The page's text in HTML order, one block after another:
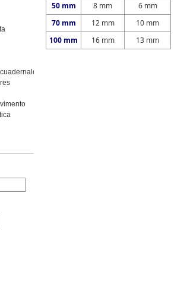
50 mm
8 mm
6 mm
70 mm
12 mm
10 mm
100 mm
16 mm 13 mm